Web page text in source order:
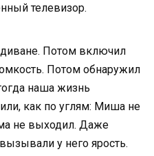
телевизор.
диване. Потом включил
Потом обнаружил
наша жизнь
как по углям: Миша не
не выходил. Даже
у него ярость.